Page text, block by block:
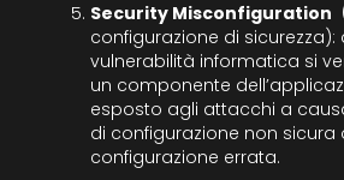
Security Misconfiguration
configurazione di
vulnerabilità informatica si
un componente
esposto agli attacchi a
di configurazione non sicura
configurazione errata.